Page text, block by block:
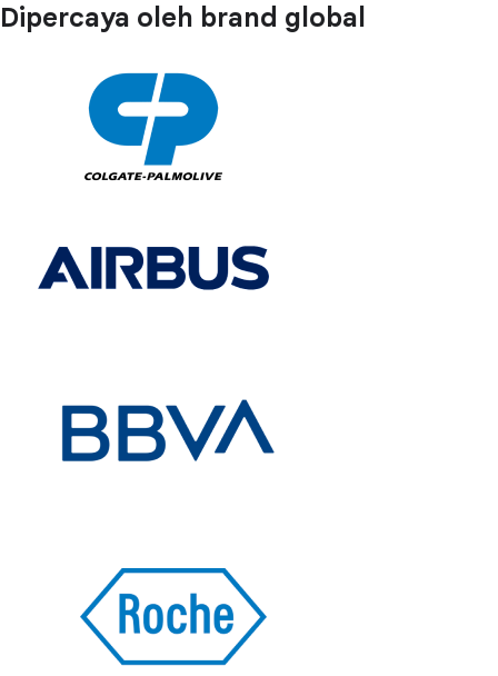
Dipercaya oleh brand global